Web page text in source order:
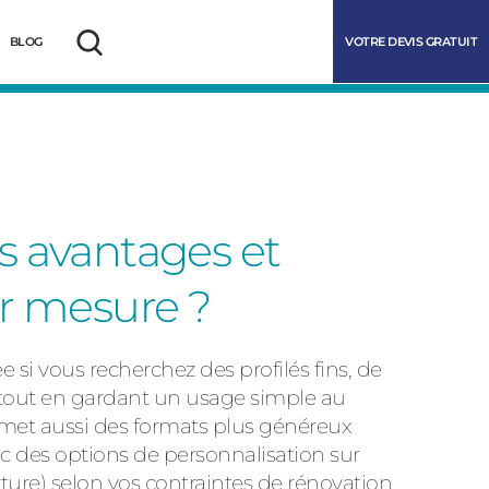
BLOG
Rechercher
VOTRE DEVIS GRATUIT
avantages et
mesure ?
si vous recherchez des profilés fins, de
en gardant un usage simple au
aussi des formats plus généreux
des options de personnalisation sur
selon vos contraintes de rénovation